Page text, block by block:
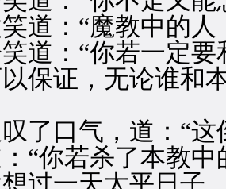
：“魔教中的人
：“你若一定要
保证，无论谁和
口气，道：“这
你若杀了本教中